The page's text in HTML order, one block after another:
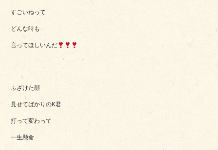
すごいねって
どんな時も
言ってほしいんだ
ふざけた顔
見せてばかりのK君
打って変わって
一生懸命